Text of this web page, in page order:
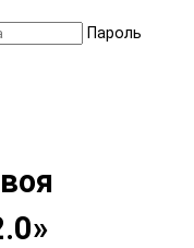
Пароль